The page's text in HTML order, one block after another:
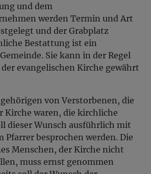
und dem
werden Termin und Art
und der Grabplatz
Bestattung ist ein
Sie kann in der Regel
evangelischen Kirche gewährt
von Verstorbenen, die
Kirche waren, die kirchliche
dieser Wunsch ausführlich mit
Pfarrer besprochen werden. Die
Menschen, der Kirche nicht
muss ernst genommen